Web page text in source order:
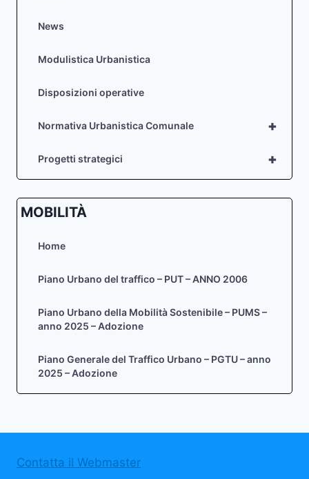
News
Modulistica Urbanistica
Disposizioni operative
+
Normativa Urbanistica Comunale
+
Progetti strategici
MOBILITÀ
Home
Piano Urbano del traffico – PUT – ANNO 2006
Piano Urbano della Mobilità Sostenibile – PUMS –
anno 2025 – Adozione
Piano Generale del Traffico Urbano – PGTU – anno
2025 – Adozione
Contatta il Webmaster